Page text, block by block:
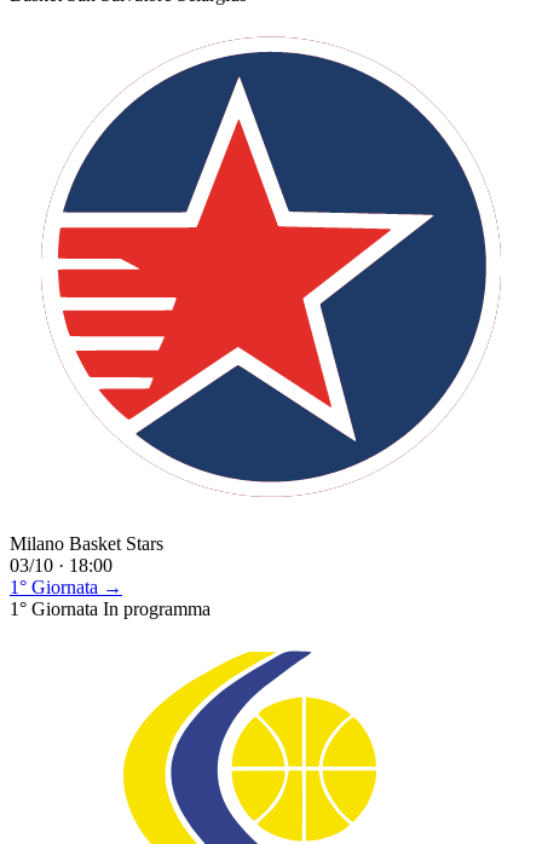
Milano Basket Stars
03/10 · 18:00
1° Giornata →
1° Giornata In programma